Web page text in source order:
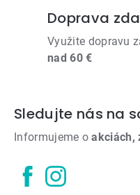
Doprava
Využite dopravu
nad 60 €
Sledujte nás na
Informujeme oakciách,